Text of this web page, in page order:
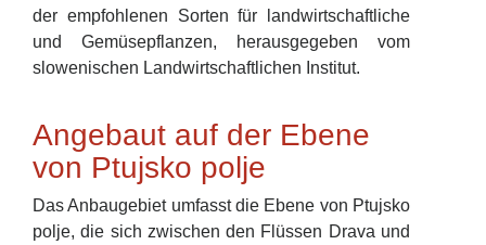
der empfohlenen Sorten für landwirtschaftliche
und Gemüsepflanzen, herausgegeben vom
slowenischen Landwirtschaftlichen Institut.
Angebaut auf der Ebene
von Ptujsko polje
Das Anbaugebiet umfasst die Ebene von Ptujsko
polje, die sich zwischen den Flüssen Drava und